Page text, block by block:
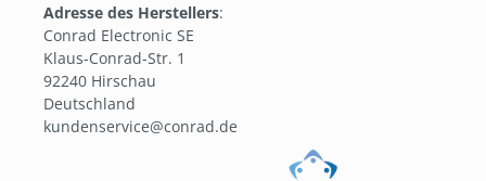
Adresse des Herstellers:
Conrad Electronic SE
Klaus-Conrad-Str. 1
92240 Hirschau
Deutschland
kundenservice@conrad.de